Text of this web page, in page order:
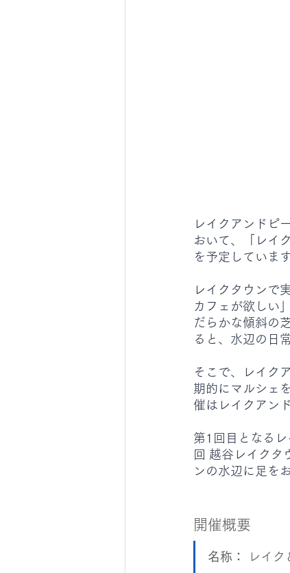
レイクアンドピ
おいて、「レイ
を予定しています
レイクタウンで
カフェが欲しい
だらかな傾斜の
ると、水辺の日
そこで、レイク
期的にマルシェ
催はレイクアン
第1回目となる
回 越谷レイクタ
ンの水辺に足を
開催概要
名称： レイク